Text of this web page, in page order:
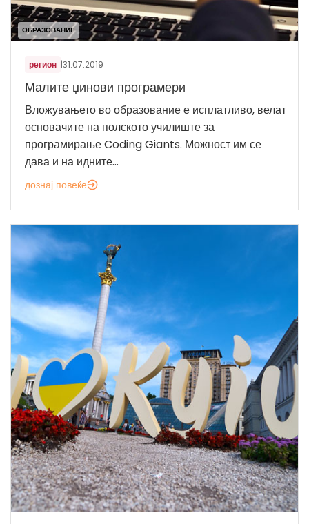
ОБРАЗОВАНИЕ
регион |31.07.2019
Малите џинови програмери
Вложувањето во образование е исплатливо, велат
основачите на полското училиште за
програмирање Coding Giants. Можност им се
дава и на идните...
дознај повеќе